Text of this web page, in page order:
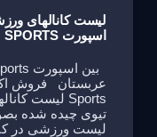
اسپورت BEIN SPORTS
تیوی چیده شده
لیست ورزشی در